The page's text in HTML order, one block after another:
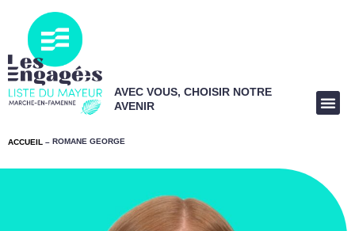
AVEC VOUS, CHOISIR NOTRE
AVENIR
ACCUEIL – ROMANE GEORGE